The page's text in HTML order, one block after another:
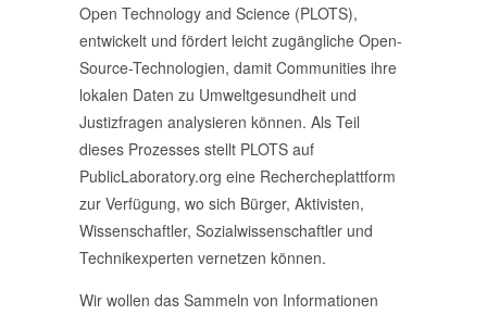
Open Technology and Science (PLOTS),
entwickelt und fördert leicht zugängliche Open-
Source-Technologien, damit Communities ihre
lokalen Daten zu Umweltgesundheit und
Justizfragen analysieren können. Als Teil
dieses Prozesses stellt PLOTS auf
PublicLaboratory.org eine Rechercheplattform
zur Verfügung, wo sich Bürger, Aktivisten,
Wissenschaftler, Sozialwissenschaftler und
Technikexperten vernetzen können.
Wir wollen das Sammeln von Informationen